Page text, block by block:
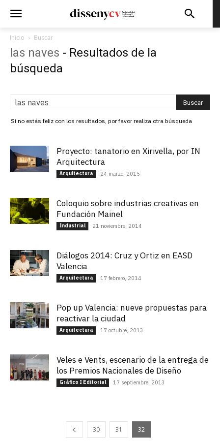
Inicio Buscar
las naves - Resultados de la
búsqueda
Si no estás feliz con los resultados, por favor realiza otra búsqueda
Proyecto: tanatorio en Xirivella, por IN
Arquitectura
Arquitectura 24 marzo, 2015
Coloquio sobre industrias creativas en
Fundación Mainel
Industrial 21 noviembre, 2014
Diálogos 2014: Cruz y Ortiz en EASD
Valencia
Arquitectura 17 febrero, 2014
Pop up Valencia: nueve propuestas para
reactivar la ciudad
Arquitectura 17 octubre, 2013
Veles e Vents, escenario de la entrega de
los Premios Nacionales de Diseño
Gráfico I Editorial 17 septiembre, 2013
30 31 32